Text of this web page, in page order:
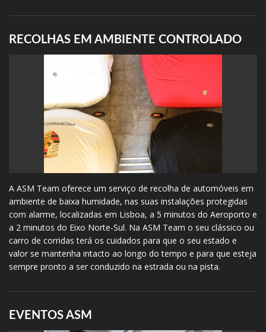
RECOLHAS EM AMBIENTE CONTROLADO
A ASM Team oferece um serviço de recolha de automóveis em
ambiente de baixa humidade, nas suas instalações protegidas
com alarme, localizadas em Lisboa, a 5 minutos do Aeroporto e
a 2 minutos do Eixo Norte-Sul. Na ASM Team o seu clássico ou
carro de corridas terá os cuidados para que o seu estado e
valor se mantenha intacto ao longo do tempo e para que esteja
sempre pronto a ser conduzido na estrada ou na pista.
EVENTOS ASM